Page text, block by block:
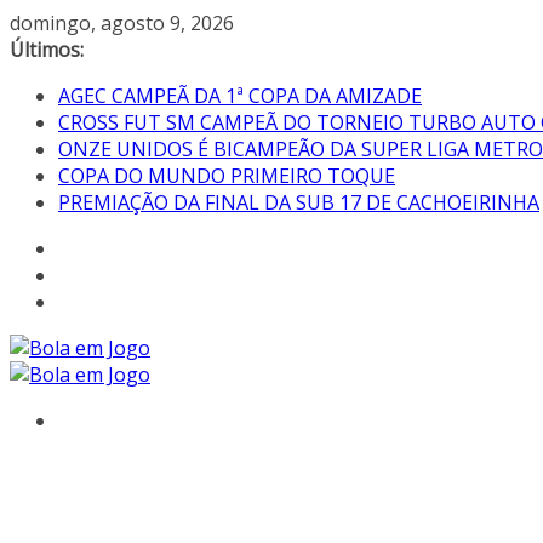
domingo, agosto 9, 2026
Últimos:
AGEC CAMPEÃ DA 1ª COPA DA AMIZADE
CROSS FUT SM CAMPEÃ DO TORNEIO TURBO AUTO
ONZE UNIDOS É BICAMPEÃO DA SUPER LIGA
COPA DO MUNDO PRIMEIRO TOQUE
PREMIAÇÃO DA FINAL DA SUB 17 DE CACHOEIRINHA